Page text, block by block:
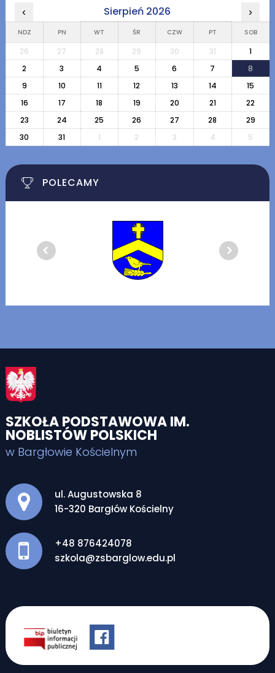
‹ Sierpień 2026 ›
NDZ PN WT ŚR CZW PT SOB
26 27 28 29 30 31
1
2
3 4 5 6 7
8
9
10 11 12 13 14
15
16
17 18 19 20 21
22
23
24 25 26 27 28
29
30
31 1 2 3 4 5
POLECAMY
SZKOŁA PODSTAWOWA IM.
NOBLISTÓW POLSKICH
w Bargłowie Kościelnym
Adres pocztowy:
ul. Augustowska 8
16-320 Bargłów Kościelny
+48 876424078
szkola@zsbarglow.edu.pl